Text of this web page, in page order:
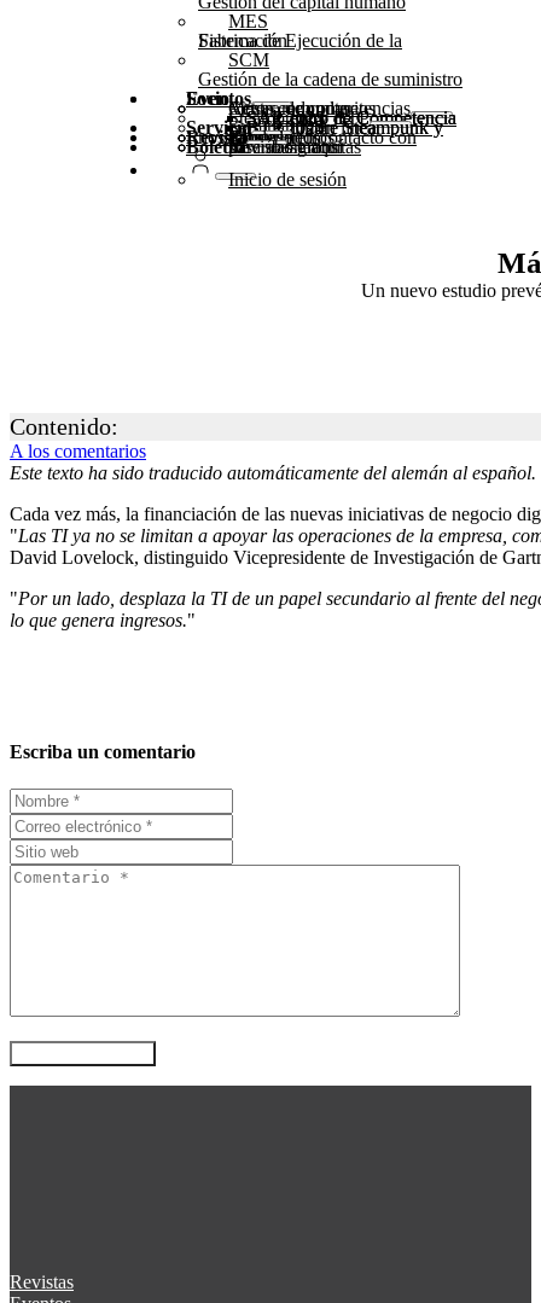
MES
Sistema de Ejecución de la Fabricación
SCM
Gestión de la cadena de suministro
Socio
EventosActos comunitarios
Mesas redondas
Centro de competencias
Centro de Competencia SAP 2025
Centro de Competencia SAP 2024
Centro de Competencia SAP 2023
Steampunk y BTP
Cumbre Steampunk y BTP 2025
Cumbre Steampunk y BTP 2024
Seminarios en línea
ServicioGlosario
Formularios
Póngase en contacto con nosotrosKit de medios
Revistasuscríbase aquí
para abonados
Revistas gratuitas
Boletín
Inicio de sesión
Un nuevo estudio
Contenido:
A los comentarios
Este texto ha sido traducido automáticamente del alemán al español.
Cada vez más, la financiación de las nuevas iniciativas de negocio
"Las TI ya no se limitan a apoyar las operaciones de la empresa,
David Lovelock, distinguido Vicepresidente de Investigación de
"Por un lado, desplaza la TI de un papel secundario al frente del
lo que genera ingresos."
Escriba un comentario
Revistas